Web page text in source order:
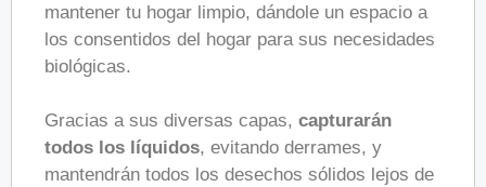
mantener tu hogar limpio, dándole un espacio a
los consentidos del hogar para sus necesidades
biológicas.
Gracias a sus diversas capas, capturarán
todos los líquidos, evitando derrames, y
mantendrán todos los desechos sólidos lejos de